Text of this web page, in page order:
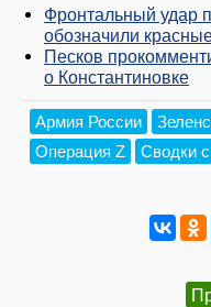
Фронтальный удар
обозначили
Песков
о Константиновке
Армия России
Операция Z
Сводки